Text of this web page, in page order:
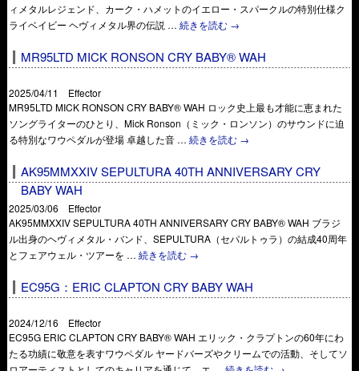
ィメタルレジェンド、カーク・ハメットのイエロー・スパークルの特別仕様ク
ライベイビー ヘヴィメタル界の伝説 …続きを読む →
MR95LTD MICK RONSON CRY BABY® WAH
2025/04/11 Effector
MR95LTD MICK RONSON CRY BABY® WAH ロック史上最も才能に恵まれた
ソングライターのひとり、Mick Ronson（ミック・ロンソン）のサウンドに迫
る特別なワウペダルが登場 卓越した音 …続きを読む →
AK95MMXXIV SEPULTURA 40TH ANNIVERSARY CRY
BABY WAH
2025/03/06 Effector
AK95MMXXIV SEPULTURA 40TH ANNIVERSARY CRY BABY® WAH ブラジ
ル出身のヘヴィメタル・バンド、SEPULTURA（セパルトゥラ）の結成40周年
とフェアウェル・ツアーを …続きを読む →
EC95G：ERIC CLAPTON CRY BABY WAH
2024/12/16 Effector
EC95G ERIC CLAPTON CRY BABY® WAH エリック・クラプトンの60年にわ
たる功績に敬意を表すワウペダル ヤードバーズやクリームでの活動、そしてソ